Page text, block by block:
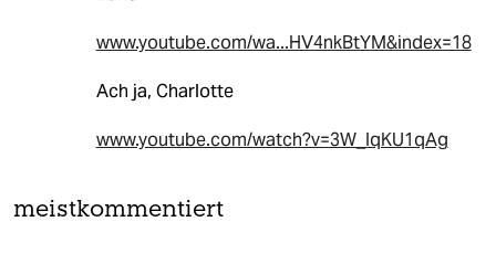
www.youtube.com/wa...HV4nkBtYM&index=18
Ach ja, Charlotte
www.youtube.com/watch?v=3W_IqKU1qAg
meistkommentiert